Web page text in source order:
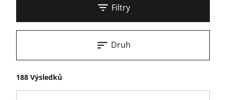
Filtry
188 Výsledků
Druh